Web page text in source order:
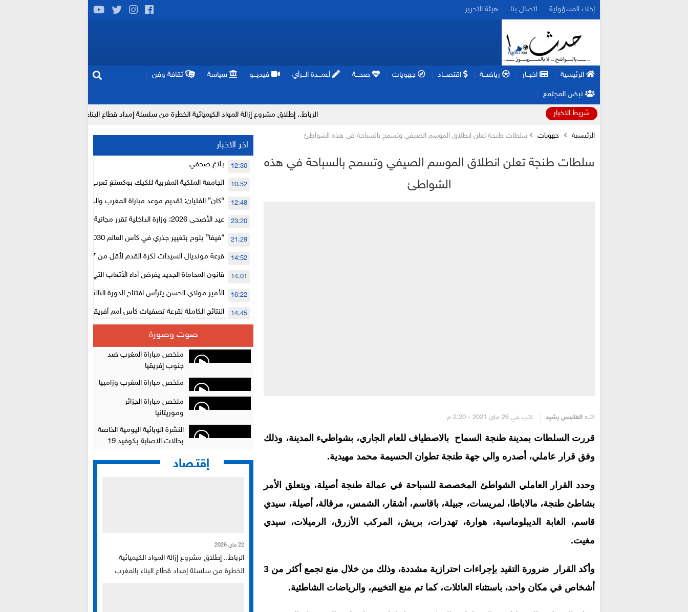
إخلاء المسؤولية اتصال بنا هيئة التحرير
الرئيسية اخبـــار رياضـــة اقتصـــاد جهويات صحـــة أعمـــدة الـــرأي فيديـــو سياسة ثقافة وفن
نبض المجتمع
شريط الاخبار الرباط.. إطلاق مشروع إزالة المواد الكيميائية الخطرة من سلسلة إمداد قطاع البناء بالمغرب
الرئيسية جهويات سلطات طنجة تعلن انطلاق الموسم الصيفي وتسمح بالسباحة في هذه الشواطئ
سلطات طنجة تعلن انطلاق الموسم الصيفي وتسمح بالسباحة في هذه
الشواطئ
كتبه الفانيس رشيد كتب في 26 ماي 2021 - 2:20 م
قررت السلطات بمدينة طنجة السماح بالاصطياف للعام الجاري، بشواطيء المدينة، وذلك
وفق قرار عاملي، أصدره والي جهة طنجة تطوان الحسيمة محمد مهيدية.
وحدد القرار العاملي الشواطئ المخصصة للسباحة في عمالة طنجة أصيلة، ويتعلق الأمر
بشاطئ طنجة، مالاباطا، لمريسات، جبيلة، باقاسم، أشقار، الشمس، مرقالة، أصيلة، سيدي
قاسم، الغابة الديبلوماسية، هوارة، تهدرات، بريش، المركب الأزرق، الرميلات، سيدي
مغيت.
وأكد القرار ضرورة التقيد بإجراءات احترازية مشددة، وذلك من خلال منع تجمع أكثر من 3
أشخاص في مكان واحد، باستثناء العائلات، كما تم منع التخييم، والرياضات الشاطئية.
اخر الاخبار
بلاغ صحفي 12:30
الجامعة الملكية المغربية للكيك بوكسنغ تعرب عن ارتياحها للتجاوب الإيجابي
الأعلى للحسابات
10:52
“كان” الفتيان: تقديم موعد مباراة المغرب والكاميرون بسبب نهائي دوري 12:48
عيد الأضحى 2026: وزارة الداخلية تقرر مجانية ولوج أسواق الماشية وتعلن
لتنظيمها
23:20
“فيفا” يلوح بتغيير جذري في كأس العالم 2030 21:29
المستوى الأول
14:52
قانون المحاماة الجديد يفرض أداء الأتعاب التي تفوق 10 آلاف درهم بالشيك 14:01
الأمير مولاي الحسن يترأس افتتاح الدورة الثالثة من معرض المغرب لصناعة
الإلكترونية
16:22
النتائج الكاملة لقرعة تصفيات كأس أمم أفريقيا 2027 14:45
سلا.. توقيف ثلاثة مروجين وحجز أكثر من 4300 قرص مخدر وكوكايين وإكستازي
أقراص مهلوسة داخل فضاء للشيشة تستنفر شرطة أكادير 12:48
صوت وصورة
ملخص مباراة المغرب ضد
جنوب إفريقيا
ملخص مباراة المغرب وزامبيا
ملخص مباراة الجزائر
وموريتانيا
النشرة الوبائية اليومية الخاصة
بحالات الاصابة بكوفيد 19
إقتـصاد
22 ماي 2026
الرباط.. إطلاق مشروع إزالة المواد الكيميائية
الخطرة من سلسلة إمداد قطاع البناء بالمغرب